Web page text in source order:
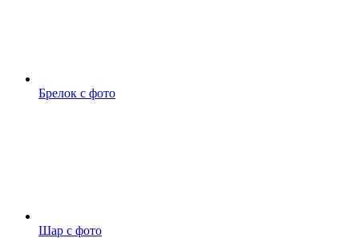
Брелок с фото
Шар с фото